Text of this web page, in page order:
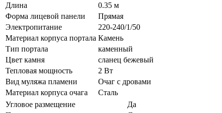
Длина
0.35 м
Форма лицевой панели
Прямая
Электропитание
220-240/1/50
Материал корпуса портала Камень
Тип портала
каменный
Цвет камня
сланец бежевый
Тепловая мощность
2 Вт
Вид муляжа пламени
Очаг с дровами
Материал корпуса очага
Сталь
Угловое размещение
Да